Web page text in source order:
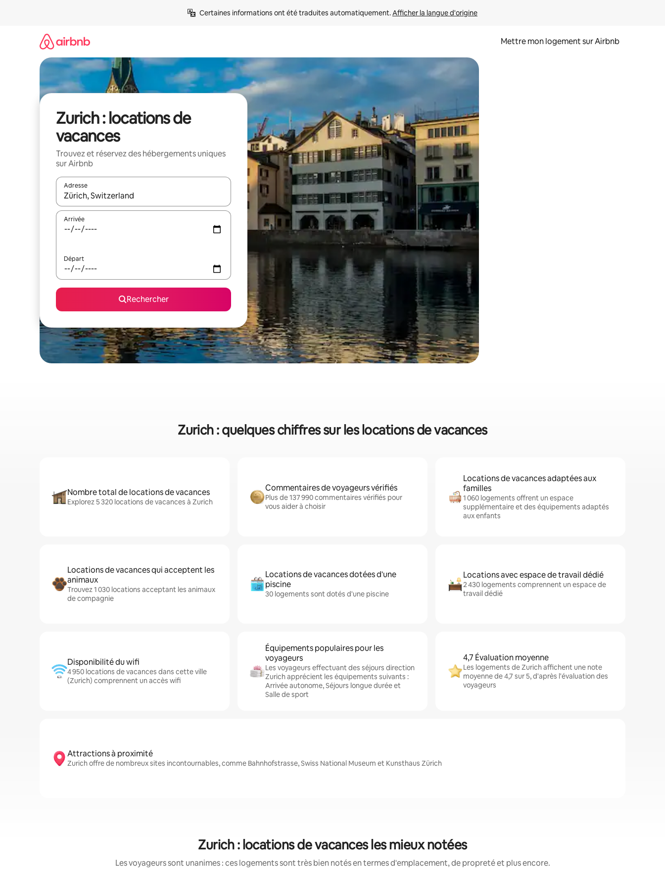
Certaines informations ont été traduites automatiquement. Afficher la langue d'origine
Mettre mon logement sur Airbnb
Zurich : locations de
vacances
Trouvez et réservez des hébergements uniques
sur Airbnb
Adresse
Lorsque les résultats s'affichent, utilisez les flèches vers le haut et vers le bas pour les parcourir ou en appuyant et en faisant glisser.
Arrivée
Départ
Rechercher
Zurich : quelques chiffres sur les locations de vacances
Nombre total de locations de vacances
Explorez 5 320 locations de vacances à Zurich
Commentaires de voyageurs vérifiés
Plus de 137 990 commentaires vérifiés pour
vous aider à choisir
Locations de vacances adaptées aux
familles
1 060 logements offrent un espace
supplémentaire et des équipements adaptés
aux enfants
Locations de vacances qui acceptent les
animaux
Trouvez 1 030 locations acceptant les animaux
de compagnie
Locations de vacances dotées d'une
piscine
30 logements sont dotés d'une piscine
Locations avec espace de travail dédié
2 430 logements comprennent un espace de
travail dédié
Disponibilité du wifi
4 950 locations de vacances dans cette ville
(Zurich) comprennent un accès wifi
Équipements populaires pour les
voyageurs
Les voyageurs effectuant des séjours direction
Zurich apprécient les équipements suivants :
Arrivée autonome, Séjours longue durée et
Salle de sport
4,7 Évaluation moyenne
Les logements de Zurich affichent une note
moyenne de 4,7 sur 5, d'après l'évaluation des
voyageurs
Attractions à proximité
Zurich offre de nombreux sites incontournables, comme Bahnhofstrasse, Swiss National Museum et Kunsthaus Zürich
Zurich : locations de vacances les mieux notées
Les voyageurs sont unanimes : ces logements sont très bien notés en termes d'emplacement, de propreté et plus encore.